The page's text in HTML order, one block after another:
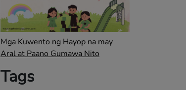
Mga Kuwento ng Hayop na may
Aral at Paano Gumawa Nito
Tags